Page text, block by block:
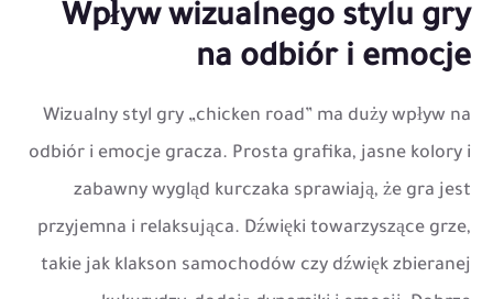
Wpływ wizualnego stylu gry
na odbiór i emocje
Wizualny styl gry „chicken road” ma duży wpływ na
odbiór i emocje gracza. Prosta grafika, jasne kolory i
zabawny wygląd kurczaka sprawiają, że gra jest
przyjemna i relaksująca. Dźwięki towarzyszące grze,
takie jak klakson samochodów czy dźwięk zbieranej